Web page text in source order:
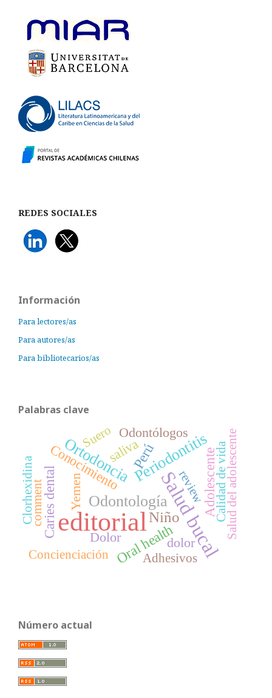
REDES SOCIALES
Información
Para lectores/as
Para autores/as
Para bibliotecarios/as
Palabras clave
editorial Salud bucal
OrtodonciaPeriodontitis
Odontología
Niño
Caries dental
Perú
Oral health
Adolescente
saliva
Yemen
Dolor dolor
Conocimiento
Odontólogos
Calidad de vida
Adhesivos
Concienciación
comment review Salud del adolescente
Clorhexidina
Suero
Número actual